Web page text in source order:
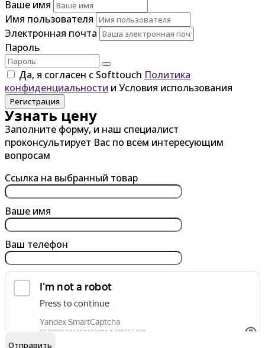
Ваше имя
Имя пользователя
Электронная почта
Пароль
Да, я согласен с Softtouch Политика
конфиденциальности и Условия использования
Регистрация
Узнать цену
Заполните форму, и наш специалист
проконсультирует Вас по всем интересующим
вопросам
Ссылка на выбранный товар
Ваше имя
Ваш телефон
Я согласен наобработку персональных данных